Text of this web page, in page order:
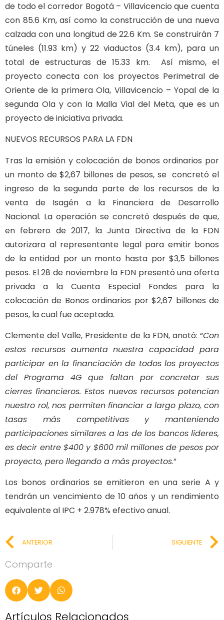
de todo el corredor Bogotá – Villavicencio que cuenta
con 85.6 Km, así como la construcción de una nueva
calzada con una longitud de 22.6 Km. Se construirán 7
túneles (11.93 km) y 22 viaductos (3.4 km), para un
total de estructuras de 15.33 km. Así mismo, el
proyecto conecta con los proyectos Perimetral de
Oriente de la primera Ola, Villavicencio – Yopal de la
segunda Ola y con la Malla Vial del Meta, que es un
proyecto de iniciativa privada.
NUEVOS RECURSOS PARA LA FDN
Tras la emisión y colocación de bonos ordinarios por
un monto de $2,67 billones de pesos, se concretó el
ingreso de la segunda parte de los recursos de la
venta de Isagén a la Financiera de Desarrollo
Nacional. La operación se concretó después de que,
en febrero de 2017, la Junta Directiva de la FDN
autorizara al representante legal para emitir bonos
de la entidad por un monto hasta por $3,5 billones
pesos. El 28 de noviembre la FDN presentó una oferta
privada a la Cuenta Especial Fondes para la
colocación de Bonos ordinarios por $2,67 billones de
pesos, la cual fue aceptada.
Clemente del Valle, Presidente de la FDN, anotó: “Con
estos recursos aumenta nuestra capacidad para
participar en la financiación de todos los proyectos
del Programa 4G que faltan por concretar sus
cierres financieros. Estos nuevos recursos potencian
nuestro rol, nos permiten financiar a largo plazo, con
tasas más competitivas y manteniendo
participaciones similares a las de los bancos líderes,
es decir entre $400 y $600 mil millones de pesos por
proyecto, pero llegando a más proyectos.”
Los bonos ordinarios se emitieron en una serie A y
tendrán un vencimiento de 10 años y un rendimiento
equivalente al IPC + 2.978% efectivo anual.
ANTERIOR SIGUIENTE
Comparte
Artículos Relacionados